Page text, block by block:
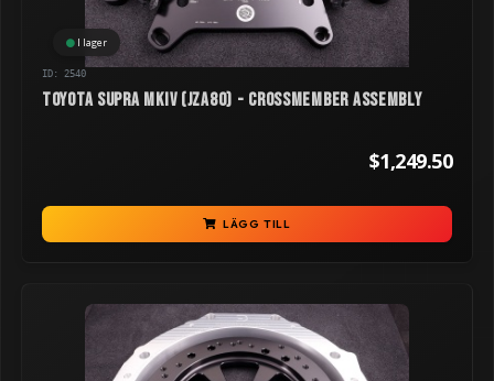
I lager
ID: 2540
Toyota Supra MKIV (JZA80) - Crossmember Assembly
$1,249.50
LÄGG TILL